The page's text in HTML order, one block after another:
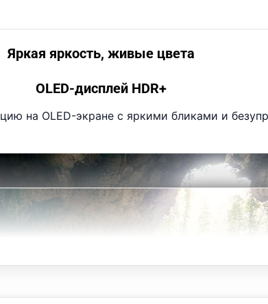
Яркая яркость, живые цвета
OLED-дисплей HDR+
на OLED-экране с яркими бликами и